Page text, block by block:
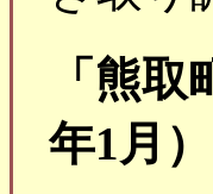
「熊
年1月）